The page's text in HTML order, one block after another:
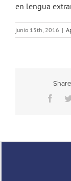
en lengua
junio 15th, 2016 |